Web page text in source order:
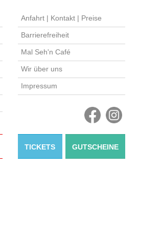
Anfahrt | Kontakt | Preise
Barrierefreiheit
Mal Seh'n Café
Wir über uns
Impressum
TICKETS GUTSCHEINE